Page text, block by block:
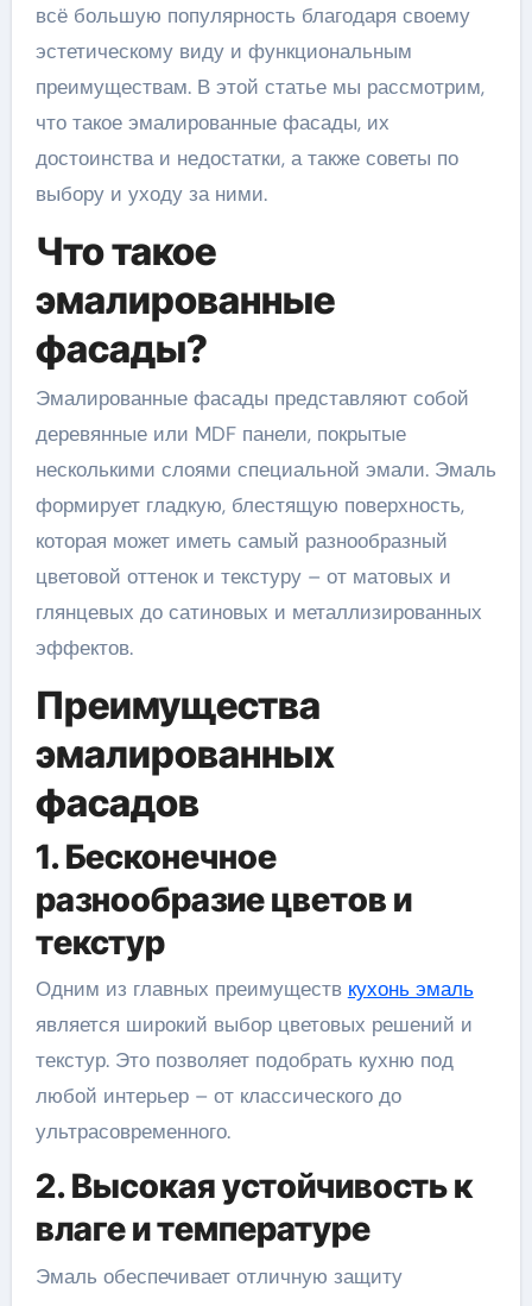
всё большую популярность благодаря своему
эстетическому виду и функциональным
преимуществам. В этой статье мы рассмотрим,
что такое эмалированные фасады, их
достоинства и недостатки, а также советы по
выбору и уходу за ними.
Что такое
эмалированные
фасады?
Эмалированные фасады представляют собой
деревянные или MDF панели, покрытые
несколькими слоями специальной эмали. Эмаль
формирует гладкую, блестящую поверхность,
которая может иметь самый разнообразный
цветовой оттенок и текстуру – от матовых и
глянцевых до сатиновых и металлизированных
эффектов.
Преимущества
эмалированных
фасадов
1. Бесконечное
разнообразие цветов и
текстур
Одним из главных преимуществ кухонь эмаль
является широкий выбор цветовых решений и
текстур. Это позволяет подобрать кухню под
любой интерьер – от классического до
ультрасовременного.
2. Высокая устойчивость к
влаге и температуре
Эмаль обеспечивает отличную защиту